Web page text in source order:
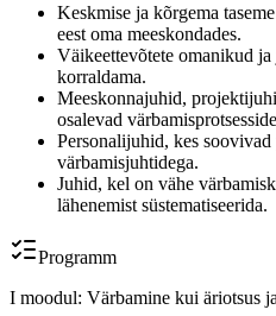
Keskmise ja kõrgema
eest oma meeskondades.
Väikeettevõtete omanikud
korraldama.
Meeskonnajuhid,
osalevad
Personalijuhid, kes soovivad
värbamisjuhtidega.
Juhid, kel on vähe
lähenemist süstematiseerida.
Programm
I moodul: Värbamine kui äriotsus